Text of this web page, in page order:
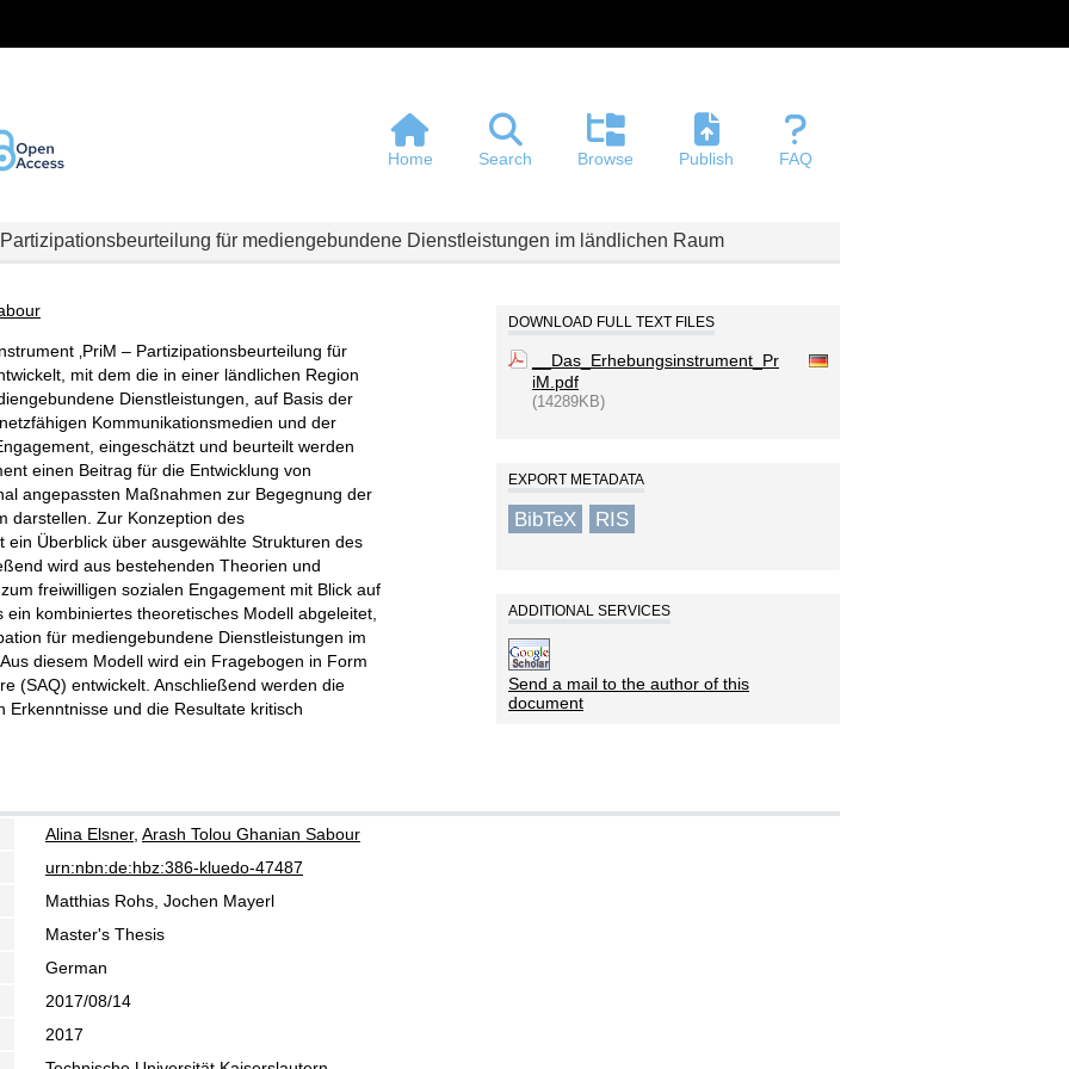
Home Search Browse Publish FAQ
für mediengebundene Dienstleistungen im ländlichen Raum
‚PriM – Partizipationsbeurteilung für
mit dem die in einer ländlichen Region
Dienstleistungen, auf Basis der
Kommunikationsmedien und der
eingeschätzt und beurteilt werden
einen Beitrag für die Entwicklung von
angepassten Maßnahmen zur Begegnung der
darstellen. Zur Konzeption des
Überblick über ausgewählte Strukturen des
wird aus bestehenden Theorien und
freiwilligen sozialen Engagement mit Blick auf
kombiniertes theoretisches Modell abgeleitet,
für mediengebundene Dienstleistungen im
diesem Modell wird ein Fragebogen in Form
(SAQ) entwickelt. Anschließend werden die
und die Resultate kritisch
DOWNLOAD FULL TEXT FILES
__Das_Erhebungsinstrument_Pr
iM.pdf
(14289KB)
EXPORT METADATA
BibTeX RIS
ADDITIONAL SERVICES
Send a mail to the author of this
document
Alina Elsner, Arash Tolou Ghanian Sabour
urn:nbn:de:hbz:386-kluedo-47487
Matthias Rohs, Jochen Mayerl
Master's Thesis
German
2017/08/14
2017